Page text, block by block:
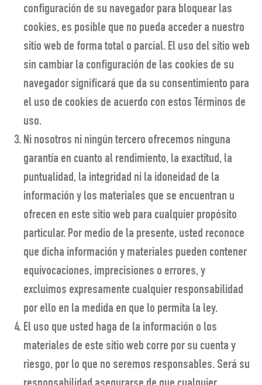
configuración de su navegador para bloquear las
cookies, es posible que no pueda acceder a nuestro
sitio web de forma total o parcial. El uso del sitio web
sin cambiar la configuración de las cookies de su
navegador significará que da su consentimiento para
el uso de cookies de acuerdo con estos Términos de
uso.
Ni nosotros ni ningún tercero ofrecemos ninguna
garantía en cuanto al rendimiento, la exactitud, la
puntualidad, la integridad ni la idoneidad de la
información y los materiales que se encuentran u
ofrecen en este sitio web para cualquier propósito
particular. Por medio de la presente, usted reconoce
que dicha información y materiales pueden contener
equivocaciones, imprecisiones o errores, y
excluimos expresamente cualquier responsabilidad
por ello en la medida en que lo permita la ley.
El uso que usted haga de la información o los
materiales de este sitio web corre por su cuenta y
riesgo, por lo que no seremos responsables. Será su